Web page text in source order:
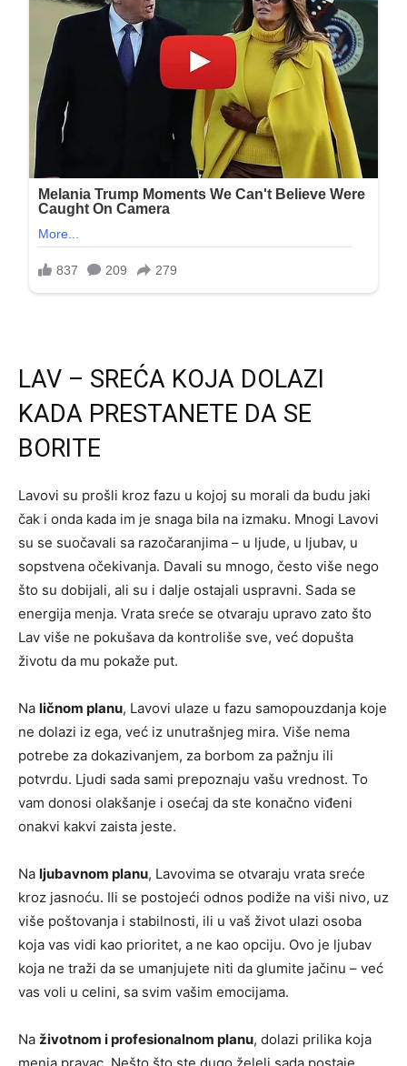
LAV – SREĆA KOJA DOLAZI
KADA PRESTANETE DA SE
BORITE
Lavovi su prošli kroz fazu u kojoj su morali da budu jaki
čak i onda kada im je snaga bila na izmaku. Mnogi Lavovi
su se suočavali sa razočaranjima – u ljude, u ljubav, u
sopstvena očekivanja. Davali su mnogo, često više nego
što su dobijali, ali su i dalje ostajali uspravni. Sada se
energija menja. Vrata sreće se otvaraju upravo zato što
Lav više ne pokušava da kontroliše sve, već dopušta
životu da mu pokaže put.
Na ličnom planu, Lavovi ulaze u fazu samopouzdanja koje
ne dolazi iz ega, već iz unutrašnjeg mira. Više nema
potrebe za dokazivanjem, za borbom za pažnju ili
potvrdu. Ljudi sada sami prepoznaju vašu vrednost. To
vam donosi olakšanje i osećaj da ste konačno viđeni
onakvi kakvi zaista jeste.
Na ljubavnom planu, Lavovima se otvaraju vrata sreće
kroz jasnoću. Ili se postojeći odnos podiže na viši nivo, uz
više poštovanja i stabilnosti, ili u vaš život ulazi osoba
koja vas vidi kao prioritet, a ne kao opciju. Ovo je ljubav
koja ne traži da se umanjujete niti da glumite jačinu – već
vas voli u celini, sa svim vašim emocijama.
Na životnom i profesionalnom planu, dolazi prilika koja